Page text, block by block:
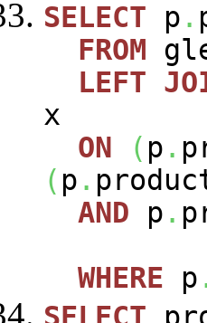
SELECT p .
FROM
LEFT
x
ON
( p .
( p .
AND p .
WHERE p